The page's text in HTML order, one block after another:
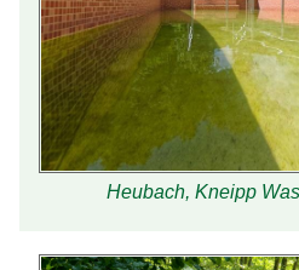
Heubach, Kneipp